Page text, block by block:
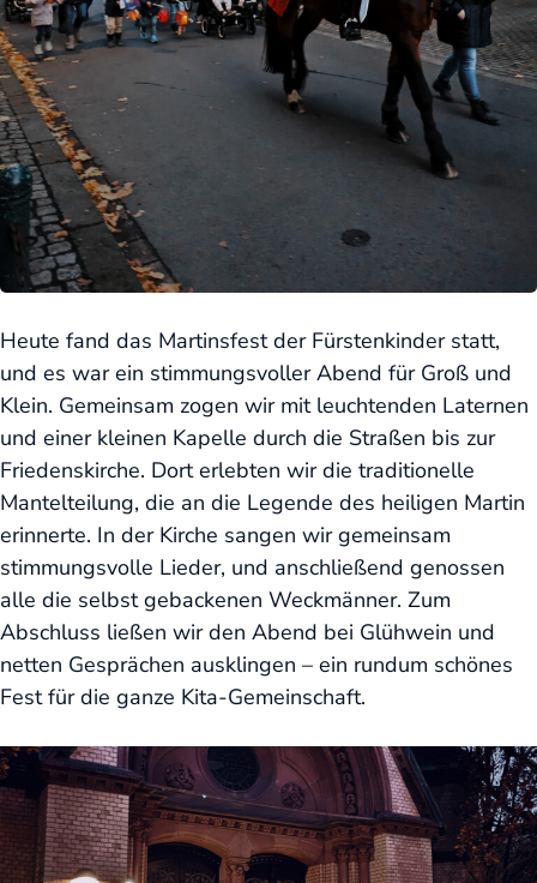
Heute fand das Martinsfest der Fürstenkinder statt,
und es war ein stimmungsvoller Abend für Groß und
Klein. Gemeinsam zogen wir mit leuchtenden Laternen
und einer kleinen Kapelle durch die Straßen bis zur
Friedenskirche. Dort erlebten wir die traditionelle
Mantelteilung, die an die Legende des heiligen Martin
erinnerte. In der Kirche sangen wir gemeinsam
stimmungsvolle Lieder, und anschließend genossen
alle die selbst gebackenen Weckmänner. Zum
Abschluss ließen wir den Abend bei Glühwein und
netten Gesprächen ausklingen – ein rundum schönes
Fest für die ganze Kita-Gemeinschaft.